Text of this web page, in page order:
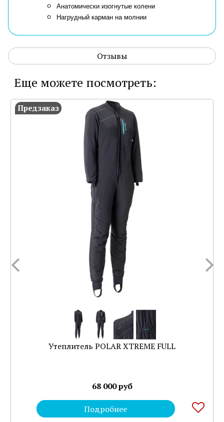
Анатомически изогнутые колени
Нагрудный карман на молнии
Отзывы
Еще можете посмотреть:
Предзаказ
Утеплитель POLAR XTREME FULL
68 000 руб
Подробнее